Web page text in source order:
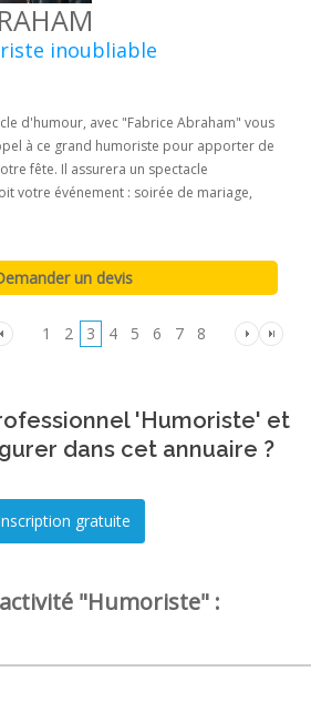
inoubliable
d'humour, avec "Fabrice Abraham" vous
à ce grand humoriste pour apporter de
fête. Il assurera un spectacle
votre événement : soirée de mariage,
1 2 3 4 5 6 7 8
'Humoriste' et
dans cet annuaire ?
"Humoriste" :